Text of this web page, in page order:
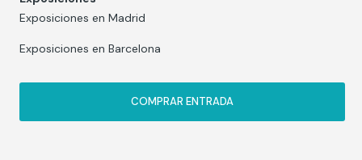
Exposiciones en Madrid
Exposiciones en Barcelona
COMPRAR ENTRADA